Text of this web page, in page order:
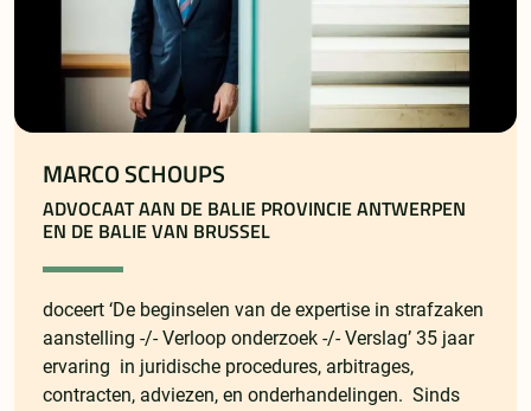
MARCO SCHOUPS
ADVOCAAT AAN DE BALIE PROVINCIE ANTWERPEN
EN DE BALIE VAN BRUSSEL
doceert ‘De beginselen van de expertise in strafzaken
aanstelling -/- Verloop onderzoek -/- Verslag’ 35 jaar
ervaring in juridische procedures, arbitrages,
contracten, adviezen, en onderhandelingen. Sinds